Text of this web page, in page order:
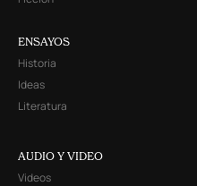
ENSAYOS
Historia
Ideas
Literatura
AUDIO Y VIDEO
Videos